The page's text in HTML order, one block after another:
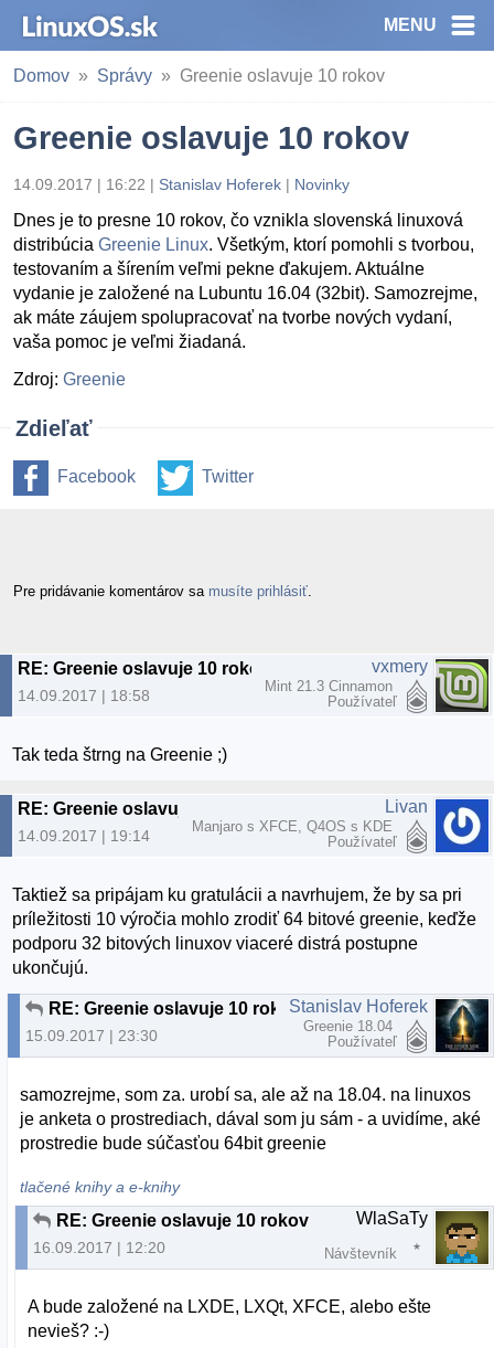
MENU
Domov Správy Greenie oslavuje 10 rokov
Greenie oslavuje 10 rokov
14.09.2017 | 16:22 | Stanislav Hoferek | Novinky
Dnes je to presne 10 rokov, čo vznikla slovenská linuxová
distribúcia Greenie Linux. Všetkým, ktorí pomohli s tvorbou,
testovaním a šírením veľmi pekne ďakujem. Aktuálne
vydanie je založené na Lubuntu 16.04 (32bit). Samozrejme,
ak máte záujem spolupracovať na tvorbe nových vydaní,
vaša pomoc je veľmi žiadaná.
Zdroj: Greenie
Zdieľať
Facebook Twitter
Pre pridávanie komentárov sa musíte prihlásiť
RE: Greenie oslavuje 10 rokov
14.09.2017 | 18:58
vxmery
Mint 21.3 Cinnamon
Používateľ
Tak teda štrng na Greenie ;)
RE: Greenie oslavuje 10 rokov
14.09.2017 | 19:14
Livan
Manjaro s XFCE, Q4OS s KDE
Používateľ
Taktiež sa pripájam ku gratulácii a navrhujem, že by sa pri
príležitosti 10 výročia mohlo zrodiť 64 bitové greenie, keďže
podporu 32 bitových linuxov viaceré distrá postupne
ukončujú.
RE: Greenie oslavuje 10 rokov
15.09.2017 | 23:30
Stanislav Hoferek
Greenie 18.04
Používateľ
samozrejme, som za. urobí sa, ale až na 18.04. na linuxos
je anketa o prostrediach, dával som ju sám - a uvidíme, aké
prostredie bude súčasťou 64bit greenie
tlačené knihy a e-knihy
RE: Greenie oslavuje 10 rokov
16.09.2017 | 12:20
WlaSaTy
Návštevník
A bude založené na LXDE, LXQt, XFCE, alebo ešte
nevieš? :-)